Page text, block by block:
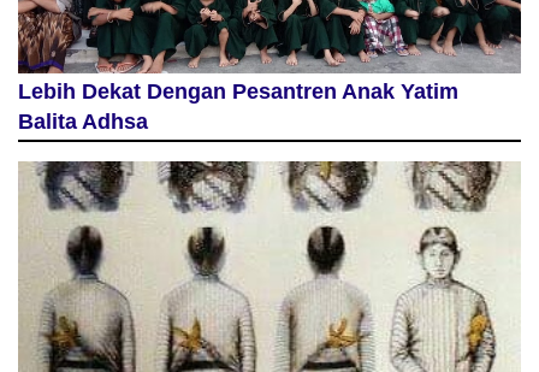
Lebih Dekat Dengan Pesantren Anak Yatim
Balita Adhsa